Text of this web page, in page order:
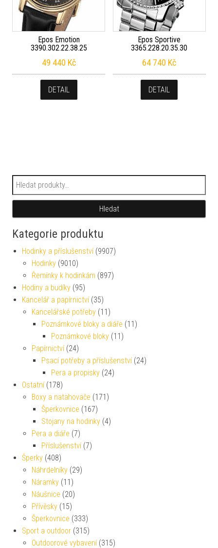
Epos Emotion
3390.302.22.38.25
49 440 Kč
DETAIL
Epos Sportive
3365.228.20.35.30
64 740 Kč
DETAIL
Hledat:
Hledat
Kategorie produktu
Hodinky a příslušenství (9907)
Hodinky (9010)
Řemínky k hodinkám (897)
Hodiny a budíky (95)
Kancelář a papírnictví (35)
Kancelářské potřeby (11)
Poznámkové bloky a diáře (11)
Poznámkové bloky (11)
Papírnictví (24)
Psací potřeby a příslušenství (24)
Pera a propisky (24)
Ostatní (178)
Boxy a natahovače (171)
Šperkovnice (167)
Stojany na hodinky (4)
Pera a diáře (7)
Příslušenství (7)
Šperky (408)
Náhrdelníky (29)
Náramky (11)
Náušnice (20)
Přívěsky (15)
Šperkovnice (333)
Sport a outdoor (315)
Outdoorové vybavení (315)